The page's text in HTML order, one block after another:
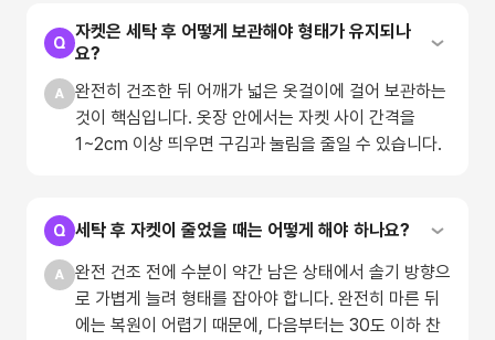
자켓은 세탁 후 어떻게 보관해야 형태가 유지되나
요?
완전히 건조한 뒤 어깨가 넓은 옷걸이에 걸어 보관하는
것이 핵심입니다. 옷장 안에서는 자켓 사이 간격을
1~2cm 이상 띄우면 구김과 눌림을 줄일 수 있습니다.
세탁 후 자켓이 줄었을 때는 어떻게 해야 하나요?
완전 건조 전에 수분이 약간 남은 상태에서 솔기 방향으
로 가볍게 늘려 형태를 잡아야 합니다. 완전히 마른 뒤
에는 복원이 어렵기 때문에, 다음부터는 30도 이하 찬